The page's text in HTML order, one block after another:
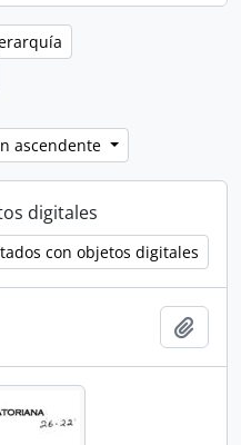
ascendente
digitales
con objetos digitales